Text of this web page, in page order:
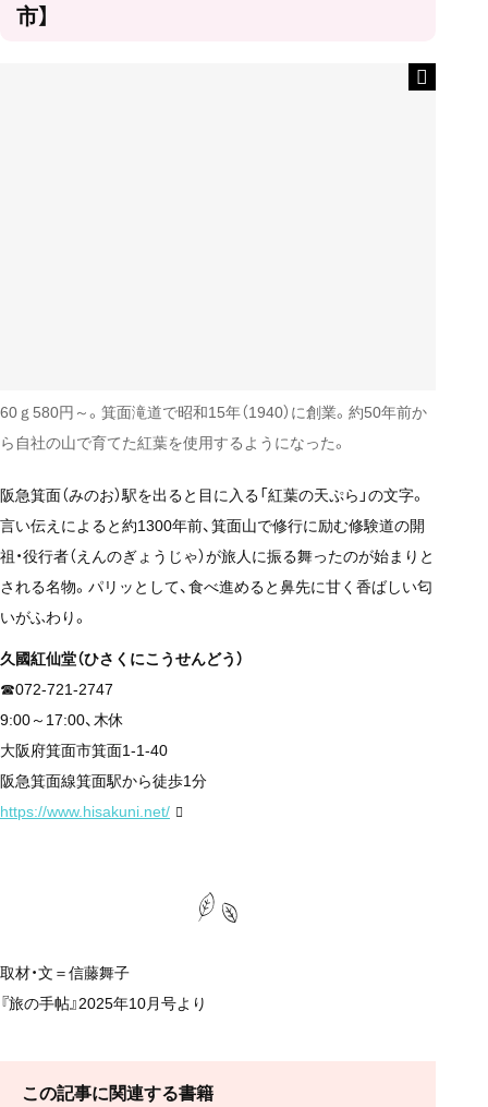
市】
60ｇ580円～。箕面滝道で昭和15年（1940）に創業。約50年前か
ら自社の山で育てた紅葉を使用するようになった。
阪急箕面（みのお）駅を出ると目に入る「紅葉の天ぷら」の文字。
言い伝えによると約1300年前、箕面山で修行に励む修験道の開
祖・役行者（えんのぎょうじゃ）が旅人に振る舞ったのが始まりと
される名物。パリッとして、食べ進めると鼻先に甘く香ばしい匂
いがふわり。
久國紅仙堂（ひさくにこうせんどう）
☎072-721-2747
9:00～17:00、木休
大阪府箕面市箕面1-1-40
阪急箕面線箕面駅から徒歩1分
https://www.hisakuni.net/
取材・文＝信藤舞子
『旅の手帖』2025年10月号より
この記事に関連する書籍